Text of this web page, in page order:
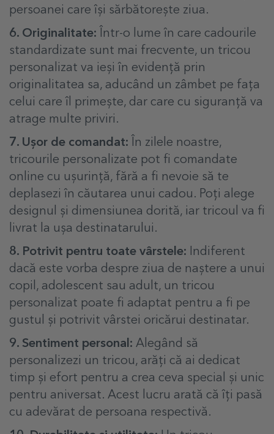
persoanei care își sărbătorește ziua.
6. Originalitate: Într-o lume în care cadourile
standardizate sunt mai frecvente, un tricou
personalizat va ieși în evidență prin
originalitatea sa, aducând un zâmbet pe fața
celui care îl primește, dar care cu siguranță va
atrage multe priviri.
7. Ușor de comandat: În zilele noastre,
tricourile personalizate pot fi comandate
online cu ușurință, fără a fi nevoie să te
deplasezi în căutarea unui cadou. Poți alege
designul și dimensiunea dorită, iar tricoul va fi
livrat la ușa destinatarului.
8. Potrivit pentru toate vârstele: Indiferent
dacă este vorba despre ziua de naștere a unui
copil, adolescent sau adult, un tricou
personalizat poate fi adaptat pentru a fi pe
gustul și potrivit vârstei oricărui destinatar.
9. Sentiment personal: Alegând să
personalizezi un tricou, arăți că ai dedicat
timp și efort pentru a crea ceva special și unic
pentru aniversat. Acest lucru arată că îți pasă
cu adevărat de persoana respectivă.